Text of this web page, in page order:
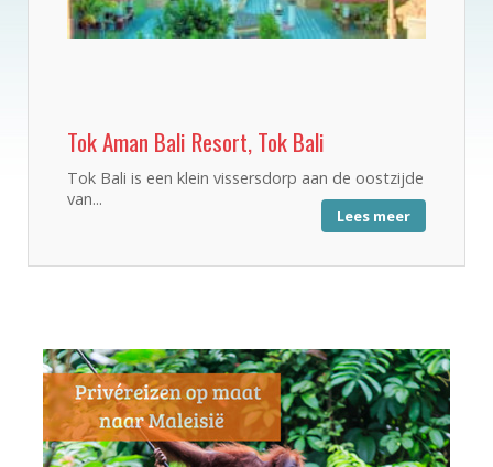
Tok Aman Bali Resort, Tok Bali
Tok Bali is een klein vissersdorp aan de oostzijde
van...
Lees meer